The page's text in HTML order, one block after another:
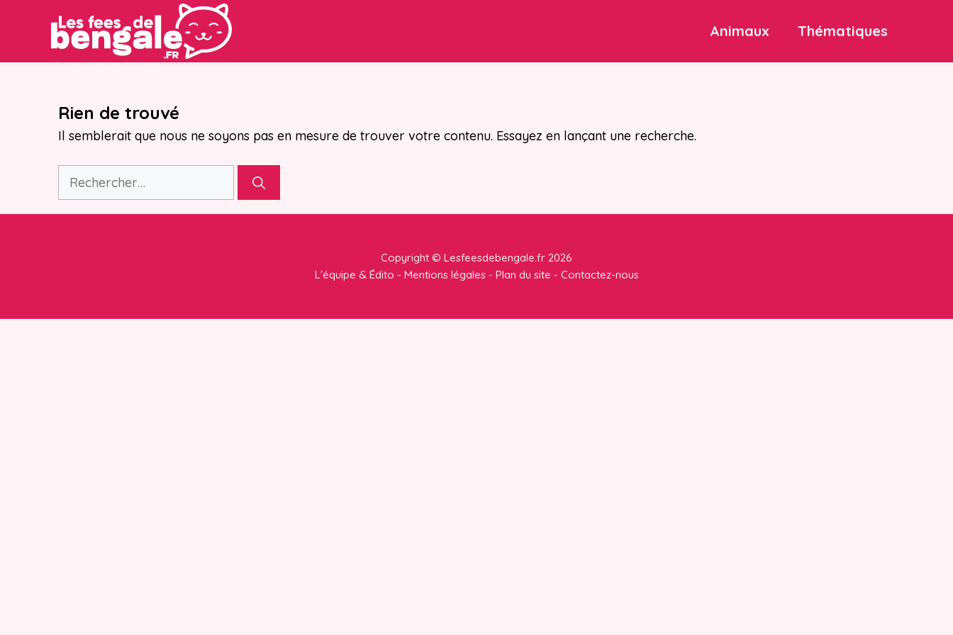
Animaux Thématiques
Rien de trouvé
Il semblerait que nous ne soyons pas en mesure de trouver votre contenu. Essayez en lançant une recherche.
Rechercher :
Copyright © Lesfeesdebengale.fr 2026
L'équipe & Édito - Mentions légales- Plan du site - Contactez-nous